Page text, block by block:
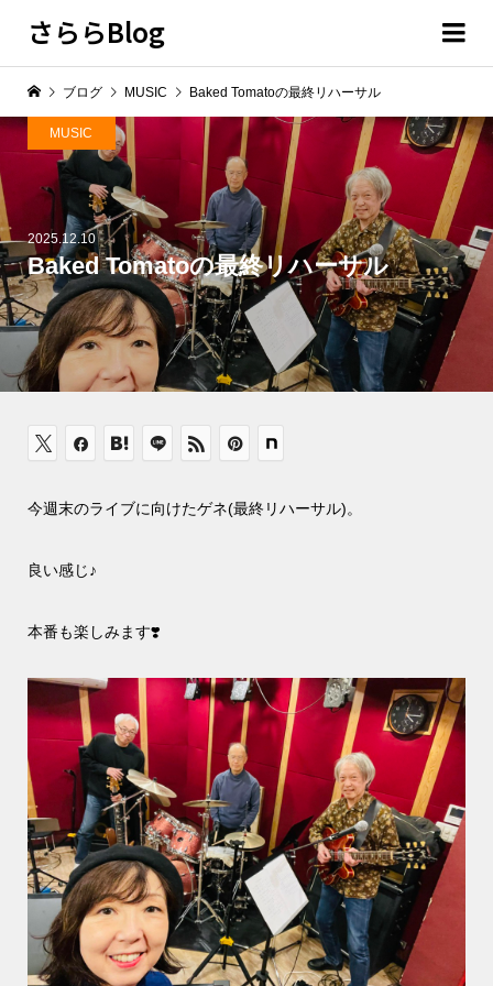
さららBlog
2025.12.10
Baked Tomatoの最終リハーサル
MUSIC
ブログ MUSIC Baked Tomatoの最終リハーサル
今週末のライブに向けたゲネ(最終リハーサル)。
良い感じ♪
本番も楽しみます❣️